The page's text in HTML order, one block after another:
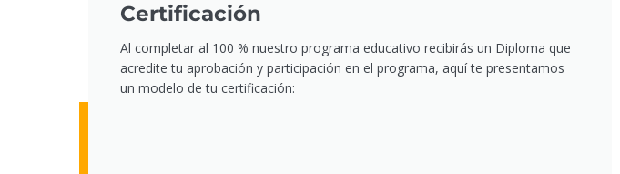
Certificación
Al completar al 100 % nuestro programa educativo recibirás un Diploma que
acredite tu aprobación y participación en el programa, aquí te presentamos
un modelo de tu certificación: